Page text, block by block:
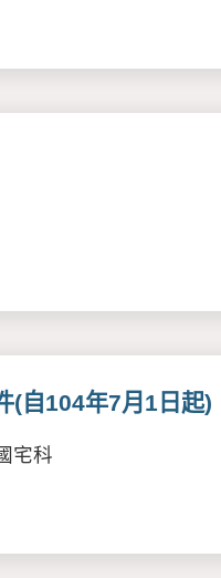
(自104年7月1日起)
宅科